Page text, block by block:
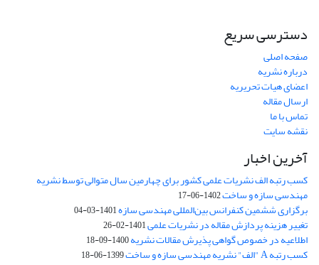
دسترسی سریع
صفحه اصلی
درباره نشریه
اعضای هیات تحریریه
ارسال مقاله
تماس با ما
نقشه سایت
آخرین اخبار
کسب رتبه الف نشریات علمی کشور برای چهارمین سال متوالی توسط نشریه
مهندسی سازه و ساخت1402-06-17
برگزاری ششمین کنفرانس بین‌المللی مهندسی سازه1401-03-04
تغییر هزینه پردازش مقاله در نشریات علمی1401-02-26
اطلاعیه در خصوص گواهی پذیرش مقالات نشریه1400-09-18
کسب رتبه A "الف" نشریه مهندسی سازه و ساخت 1399-06-18